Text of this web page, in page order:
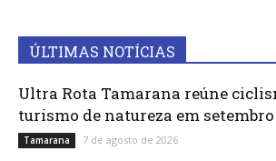
ÚLTIMAS NOTÍCIAS
Ultra Rota Tamarana reúne
turismo de natureza em setembro
Tamarana 7 de agosto de 2026